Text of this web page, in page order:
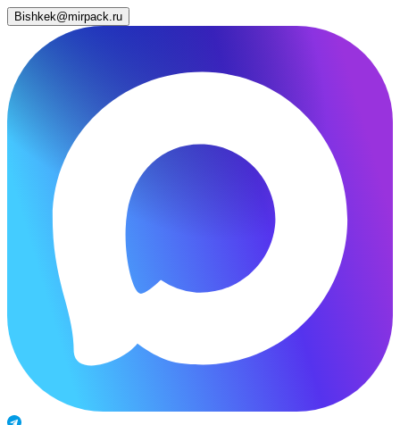
Bishkek@mirpack.ru